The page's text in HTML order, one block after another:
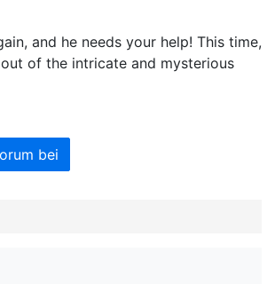
and he needs your help! This time,
of the intricate and mysterious
bei